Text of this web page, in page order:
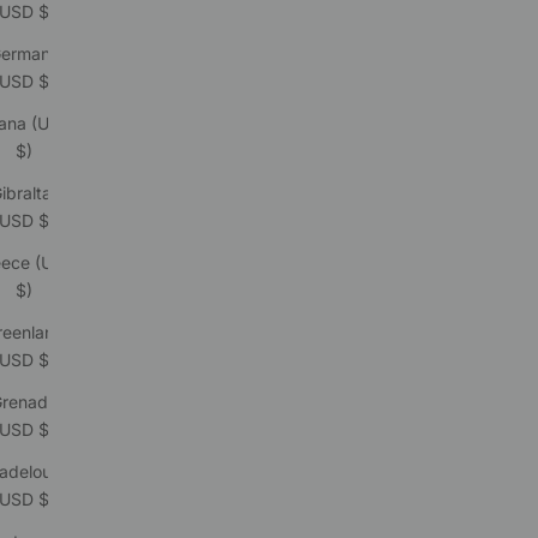
$)
$)
(USD
$)
$)
(USD
$)
$)
$)
$)